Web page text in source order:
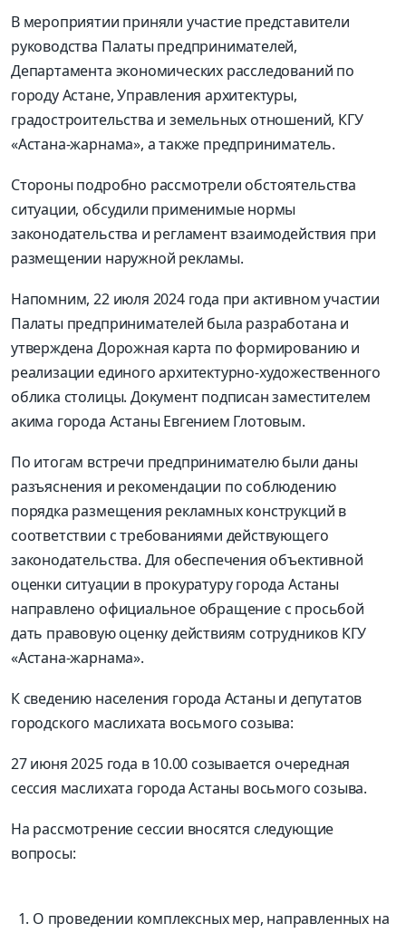
В мероприятии приняли участие представители
руководства Палаты предпринимателей,
Департамента экономических расследований по
городу Астане, Управления архитектуры,
градостроительства и земельных отношений, КГУ
«Астана-жарнама», а также предприниматель.
Стороны подробно рассмотрели обстоятельства
ситуации, обсудили применимые нормы
законодательства и регламент взаимодействия при
размещении наружной рекламы.
Напомним, 22 июля 2024 года при активном участии
Палаты предпринимателей была разработана и
утверждена Дорожная карта по формированию и
реализации единого архитектурно-художественного
облика столицы. Документ подписан заместителем
акима города Астаны Евгением Глотовым.
По итогам встречи предпринимателю были даны
разъяснения и рекомендации по соблюдению
порядка размещения рекламных конструкций в
соответствии с требованиями действующего
законодательства. Для обеспечения объективной
оценки ситуации в прокуратуру города Астаны
направлено официальное обращение с просьбой
дать правовую оценку действиям сотрудников КГУ
«Астана-жарнама».
К сведению населения города Астаны и депутатов
городского маслихата восьмого созыва:
27 июня 2025 года в 10.00 созывается очередная
сессия маслихата города Астаны восьмого созыва.
На рассмотрение сессии вносятся следующие
вопросы:
О проведении комплексных мер, направленных на